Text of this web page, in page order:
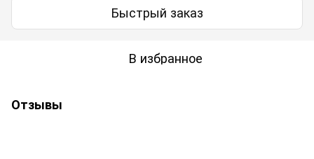
Быстрый заказ
В избранное
Отзывы